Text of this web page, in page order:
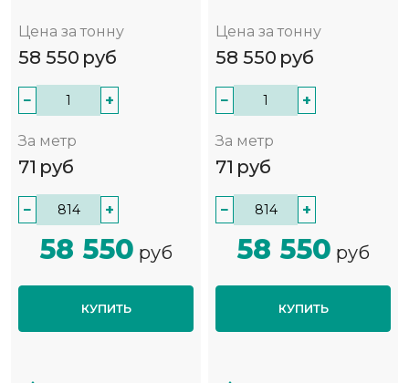
Цена за тонну
58 550 руб
− +
За метр
71 руб
− +
58 550 руб
КУПИТЬ
Цена за тонну
58 550 руб
− +
За метр
71 руб
− +
58 550 руб
КУПИТЬ